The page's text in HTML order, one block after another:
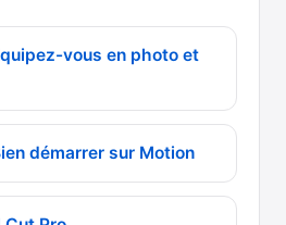
vous en photo et
démarrer sur Motion